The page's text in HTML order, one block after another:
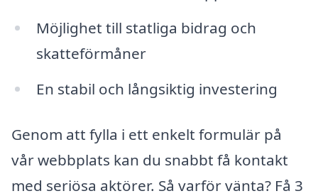
Möjlighet till statliga bidrag och
skatteförmåner
En stabil och långsiktig investering
Genom att fylla i ett enkelt formulär på
vår webbplats kan du snabbt få kontakt
med seriösa aktörer. Så varför vänta? Få 3